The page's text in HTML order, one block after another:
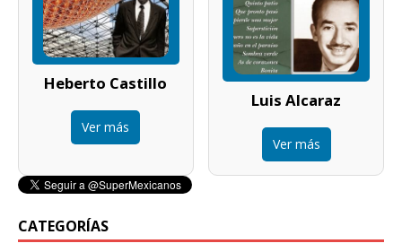
Heberto Castillo
Ver más
Luis Alcaraz
Ver más
CATEGORÍAS